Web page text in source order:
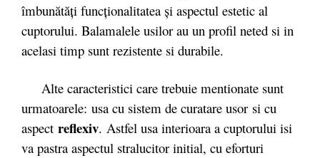
îmbunătăţi funcţionalitatea şi aspectul estetic al
cuptorului. Balamalele usilor au un profil neted si in
acelasi timp sunt rezistente si durabile.
Alte caracteristici care trebuie mentionate sunt
urmatoarele: usa cu sistem de curatare usor si cu
aspect reflexiv. Astfel usa interioara a cuptorului isi
va pastra aspectul stralucitor initial, cu eforturi